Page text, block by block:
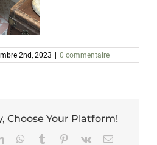
2nd, 2023 0 commentaire
Choose Your Platform!
LinkedInWhatsApp
Tumblr Pinterest
Vk Email